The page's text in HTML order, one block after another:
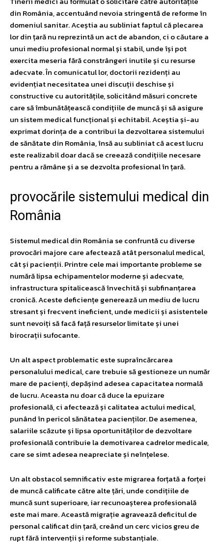
din România, accentuând nevoia stringentă de reforme în
domeniul sanitar. Aceștia au subliniat faptul că plecarea
lor din țară nu reprezintă un act de abandon, ci o căutare a
unui mediu profesional normal și stabil, unde își pot
exercita meseria fără constrângeri inutile și cu resurse
adecvate. În comunicatul lor, doctorii rezidenți au
evidențiat necesitatea unei discuții deschise și
constructive cu autoritățile, solicitând măsuri concrete
care să îmbunătățească condițiile de muncă și să asigure
un sistem medical funcțional și echitabil. Aceștia și-au
exprimat dorința de a contribui la dezvoltarea sistemului
de sănătate din România, însă au subliniat că acest lucru
este realizabil doar dacă se creează condițiile necesare
pentru a rămâne și a se dezvolta profesional în țară.
provocările sistemului medical din
România
Sistemul medical din România se confruntă cu diverse
provocări majore care afectează atât personalul medical,
cât și pacienții. Printre cele mai importante probleme se
numără lipsa echipamentelor moderne și adecvate,
infrastructura spitalicească învechită și subfinanțarea
cronică. Aceste deficiențe generează un mediu de lucru
stresant și frecvent ineficient, unde medicii și asistentele
sunt nevoiți să facă față resurselor limitate și unei
birocrații sufocante.
Un alt aspect problematic este supraîncărcarea
personalului medical, care trebuie să gestioneze un număr
mare de pacienți, depășind adesea capacitatea normală
de lucru. Aceasta nu doar că duce la epuizare
profesională, ci afectează și calitatea actului medical,
punând în pericol sănătatea pacienților. De asemenea,
salariile scăzute și lipsa oportunităților de dezvoltare
profesională contribuie la demotivarea cadrelor medicale,
care se simt adesea neapreciate și neînțelese.
Un alt obstacol semnificativ este migrarea forțată a forței
de muncă calificate către alte țări, unde condițiile de
muncă sunt superioare, iar recunoașterea profesională
este mai mare. Această migrație agravează deficitul de
personal calificat din țară, creând un cerc vicios greu de
rupt fără intervenții și reforme substanțiale.